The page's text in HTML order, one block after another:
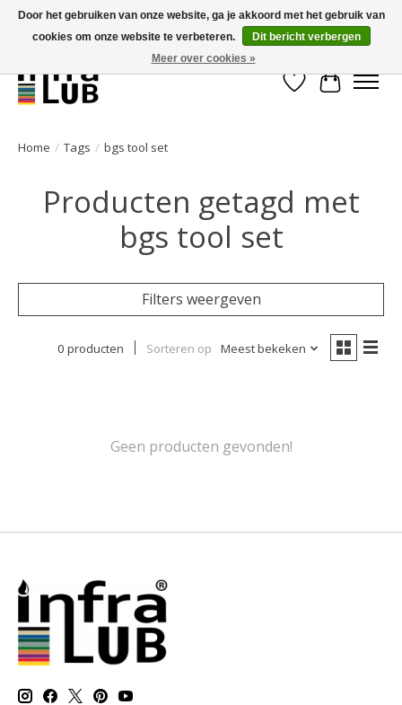
Minder stilstand, meer rendement!
Verlanglijst
Home / Tags / bgs tool set
Producten getagd met
bgs tool set
Filters weergeven
0 producten Sorteren op Meest bekeken
Geen producten gevonden!
Door het gebruiken van onze website, ga je akkoord met het gebruik van
cookies om onze website te verbeteren.
Dit bericht verbergen
Meer over cookies »